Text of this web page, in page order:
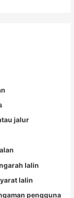
jalur
lalin
lalin
pengguna